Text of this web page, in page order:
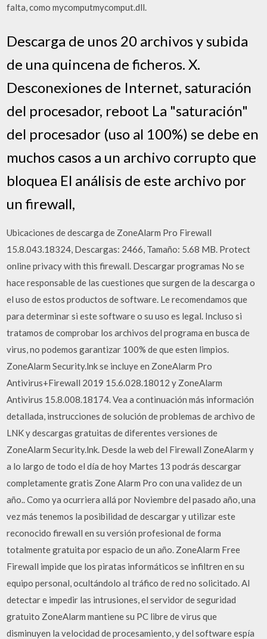
falta, como mycomputmycomput.dll.
Descarga de unos 20 archivos y subida
de una quincena de ficheros. X.
Desconexiones de Internet, saturación
del procesador, reboot La "saturación"
del procesador (uso al 100%) se debe en
muchos casos a un archivo corrupto que
bloquea El análisis de este archivo por
un firewall,
Ubicaciones de descarga de ZoneAlarm Pro Firewall
15.8.043.18324, Descargas: 2466, Tamaño: 5.68 MB. Protect
online privacy with this firewall. Descargar programas No se
hace responsable de las cuestiones que surgen de la descarga o
el uso de estos productos de software. Le recomendamos que
para determinar si este software o su uso es legal. Incluso si
tratamos de comprobar los archivos del programa en busca de
virus, no podemos garantizar 100% de que esten limpios.
ZoneAlarm Security.lnk se incluye en ZoneAlarm Pro
Antivirus+Firewall 2019 15.6.028.18012 y ZoneAlarm
Antivirus 15.8.008.18174. Vea a continuación más información
detallada, instrucciones de solución de problemas de archivo de
LNK y descargas gratuitas de diferentes versiones de
ZoneAlarm Security.lnk. Desde la web del Firewall ZoneAlarm y
a lo largo de todo el día de hoy Martes 13 podrás descargar
completamente gratis Zone Alarm Pro con una validez de un
año.. Como ya ocurriera allá por Noviembre del pasado año, una
vez más tenemos la posibilidad de descargar y utilizar este
reconocido firewall en su versión profesional de forma
totalmente gratuita por espacio de un año. ZoneAlarm Free
Firewall impide que los piratas informáticos se infiltren en su
equipo personal, ocultándolo al tráfico de red no solicitado. Al
detectar e impedir las intrusiones, el servidor de seguridad
gratuito ZoneAlarm mantiene su PC libre de virus que
disminuyen la velocidad de procesamiento, y del software espía